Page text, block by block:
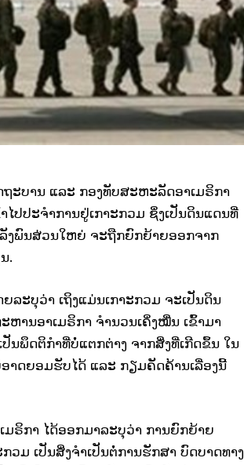
ະບານ ແລະ ກອງທັບສະຫະລັດອາເມຣິກາ
ປປະຈຳການຢູ່ເກາະກວມ ຊຶ່ງເປັນດິນແດນທີ່
ງພົນສ່ວນໃຫຍ່ ຈະຖືກຍົກຍ້າຍອອກຈາກ
.
ລະບຸວ່າ ເຖິງແມ່ນເກາະກວມ ຈະເປັນດິນ
ານອາເມຣິກາ ຈຳນວນເຄິ່ງໝື່ນ ເຂົ້າມາ
ນພຶດຕິກຳທີ່ບໍ່ແຕກຕ່າງ ຈາກສິ່ງທີ່ເກີດຂຶ້ນ ໃນ
າດຍອມຮັບໄດ້ ແລະ ກຽມຄັດຄ້ານເລື່ອງນີ້
ຣິກາ ໄດ້ອອກມາລະບຸວ່າ ການຍົກຍ້າຍ
ວມ ເປັນສິ່ງຈຳເປັນຕໍ່ການຮັກສາ ບົດບາດທາງ